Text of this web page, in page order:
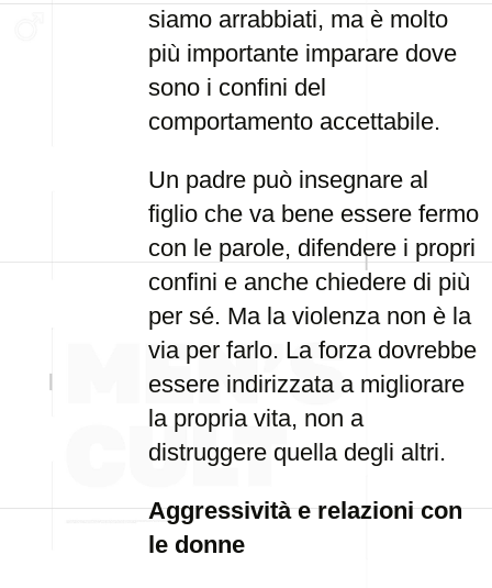
siamo arrabbiati, ma è molto
più importante imparare dove
sono i confini del
comportamento accettabile.
Un padre può insegnare al
figlio che va bene essere fermo
con le parole, difendere i propri
confini e anche chiedere di più
per sé. Ma la violenza non è la
via per farlo. La forza dovrebbe
essere indirizzata a migliorare
la propria vita, non a
distruggere quella degli altri.
Aggressività e relazioni con
le donne